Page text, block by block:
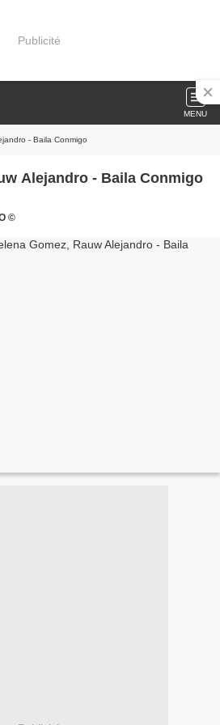
Publicité
MENU
- Baila Conmigo
Alejandro - Baila Conmigo
©